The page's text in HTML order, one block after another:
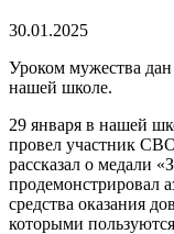
30.01.2025
Уроком мужества дан
нашей школе.
29 января в нашей
провел участник
рассказал о медали
продемонстрировал
средства оказания
которыми